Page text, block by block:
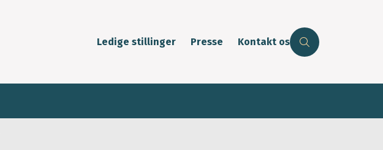
Ledige stillinger Presse Kontakt os